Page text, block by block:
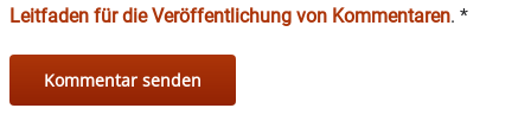
Leitfaden für die Veröffentlichung von Kommentaren. *